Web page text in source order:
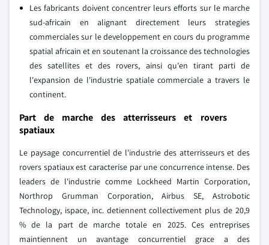
Les fabricants doivent concentrer leurs efforts sur le marche
sud-africain en alignant directement leurs strategies
commerciales sur le developpement en cours du programme
spatial africain et en soutenant la croissance des technologies
des satellites et des rovers, ainsi qu'en tirant parti de
l'expansion de l'industrie spatiale commerciale a travers le
continent.
Part de marche des atterrisseurs et rovers
spatiaux
Le paysage concurrentiel de l'industrie des atterrisseurs et des
rovers spatiaux est caracterise par une concurrence intense. Des
leaders de l'industrie comme Lockheed Martin Corporation,
Northrop Grumman Corporation, Airbus SE, Astrobotic
Technology, ispace, inc. detiennent collectivement plus de 20,9
% de la part de marche totale en 2025. Ces entreprises
maintiennent un avantage concurrentiel grace a des